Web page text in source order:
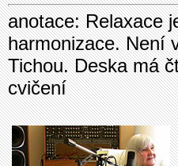
anotace: Relaxace
harmonizace. Není
Tichou. Deska má
cvičení